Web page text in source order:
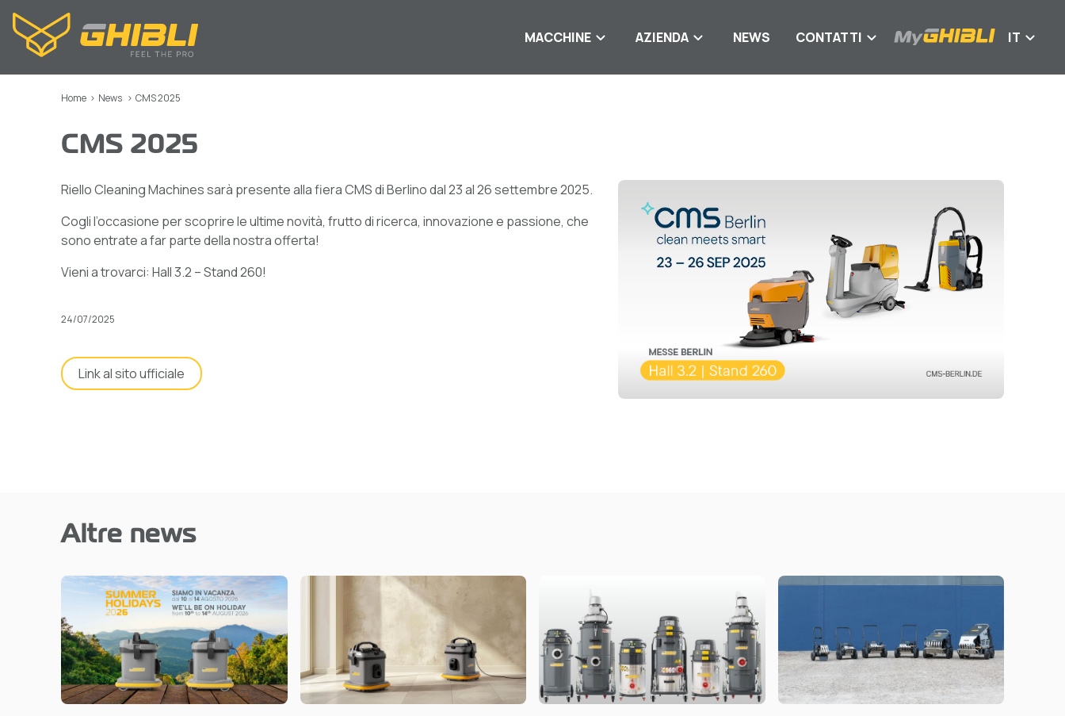
MACCHINE AZIENDA NEWS CONTATTI IT
Home > News > CMS 2025
CMS 2025
Riello Cleaning Machines sarà presente alla fiera CMS di Berlino dal 23 al 26 settembre 2025.
Cogli l’occasione per scoprire le ultime novità, frutto di ricerca, innovazione e passione, che
sono entrate a far parte della nostra offerta!
Vieni a trovarci: Hall 3.2 – Stand 260!
24/07/2025
Link al sito ufficiale
Altre news